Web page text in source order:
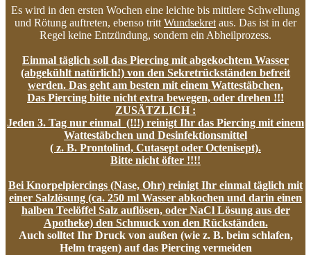
Es wird in den ersten Wochen eine leichte bis mittlere Schwellung
und Rötung auftreten, ebenso tritt Wundsekret aus. Das ist in der
Regel keine Entzündung, sondern ein Abheilprozess.
Einmal täglich soll das Piercing mit abgekochtem Wasser
(abgekühlt natürlich!) von den Sekretrückständen befreit
werden. Das geht am besten mit einem Wattestäbchen.
Das Piercing bitte nicht extra bewegen, oder drehen !!!
ZUSÄTZLICH :
Jeden 3. Tag nur einmal (!!!) reinigt Ihr das Piercing mit einem
Wattestäbchen und Desinfektionsmittel
( z. B. Prontolind, Cutasept oder Octenisept).
Bitte nicht öfter !!!!
Bei Knorpelpiercings (Nase, Ohr) reinigt Ihr einmal täglich mit
einer Salzlösung (ca. 250 ml Wasser abkochen und darin einen
halben Teelöffel Salz auflösen, oder NaCl Lösung aus der
Apotheke) den Schmuck von den Rückständen.
Auch solltet Ihr Druck von außen (wie z. B. beim schlafen,
Helm tragen) auf das Piercing vermeiden